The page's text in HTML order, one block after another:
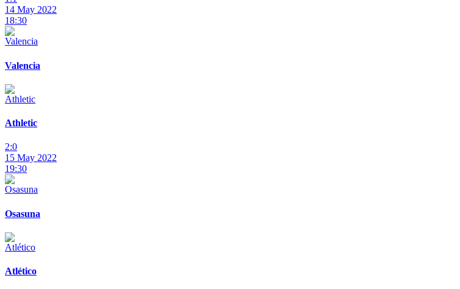
14 May 2022
18:30
Valencia
Athletic
2:0
15 May 2022
19:30
Osasuna
Atlético